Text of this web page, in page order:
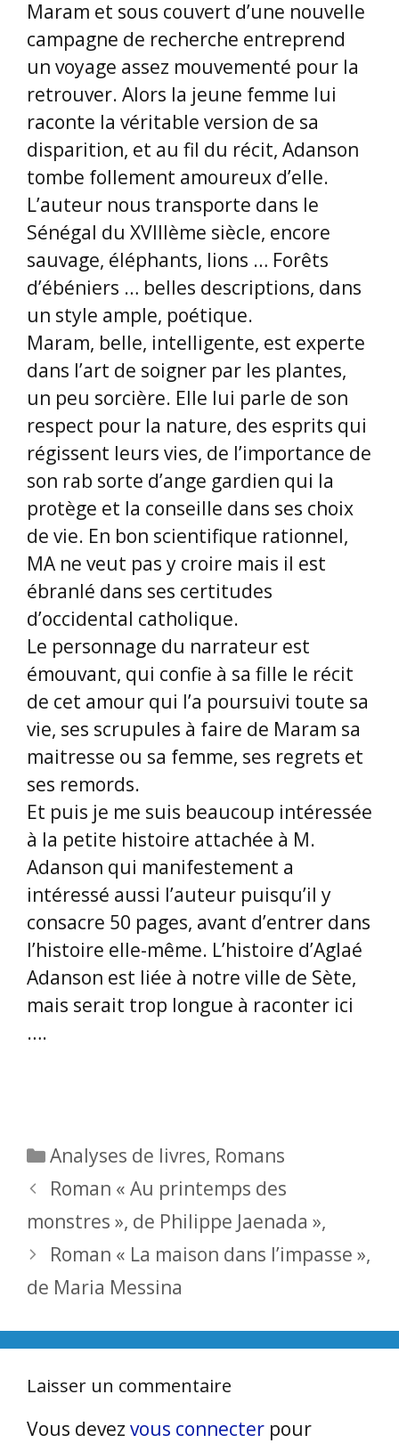
Maram et sous couvert d’une nouvelle
campagne de recherche entreprend
un voyage assez mouvementé pour la
retrouver. Alors la jeune femme lui
raconte la véritable version de sa
disparition, et au fil du récit, Adanson
tombe follement amoureux d’elle.
L’auteur nous transporte dans le
Sénégal du XVIIIème siècle, encore
sauvage, éléphants, lions … Forêts
d’ébéniers … belles descriptions, dans
un style ample, poétique.
Maram, belle, intelligente, est experte
dans l’art de soigner par les plantes,
un peu sorcière. Elle lui parle de son
respect pour la nature, des esprits qui
régissent leurs vies, de l’importance de
son rab sorte d’ange gardien qui la
protège et la conseille dans ses choix
de vie. En bon scientifique rationnel,
MA ne veut pas y croire mais il est
ébranlé dans ses certitudes
d’occidental catholique.
Le personnage du narrateur est
émouvant, qui confie à sa fille le récit
de cet amour qui l’a poursuivi toute sa
vie, ses scrupules à faire de Maram sa
maitresse ou sa femme, ses regrets et
ses remords.
Et puis je me suis beaucoup intéressée
à la petite histoire attachée à M.
Adanson qui manifestement a
intéressé aussi l’auteur puisqu’il y
consacre 50 pages, avant d’entrer dans
l’histoire elle-même. L’histoire d’Aglaé
Adanson est liée à notre ville de Sète,
mais serait trop longue à raconter ici
….
Catégories
Analyses de livres, Romans
Roman « Au printemps des
monstres », de Philippe Jaenada »,
Roman « La maison dans l’impasse »,
de Maria Messina
Laisser un commentaire
Vous devez vous connecter pour